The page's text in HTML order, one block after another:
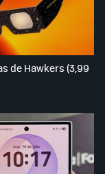
de Hawkers (3,99